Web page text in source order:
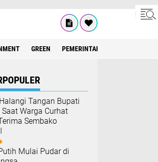
GREEN PEMERINTAH ACEH
Tangan Bupati
Saat Warga Curhat
Sembako
Mulai Pudar di